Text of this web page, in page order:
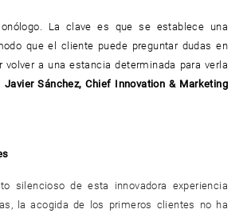
La clave es que se establece una
que el cliente puede preguntar dudas en
volver a una estancia determinada para verla
Javier Sánchez, Chief Innovation & Marketing
silencioso de esta innovadora experiencia
la acogida de los primeros clientes no ha